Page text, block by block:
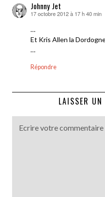
Johnny Jet
dit :
17 octobre 2012 à 17 h 40 min
…
Et Kris Allen la
…
Répondre
LAISSER UN